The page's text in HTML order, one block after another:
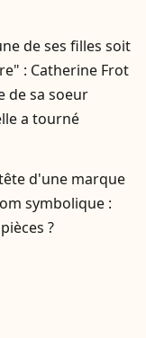
de ses filles soit
: Catherine Frot
de sa soeur
a tourné
d'une marque
symbolique :
?